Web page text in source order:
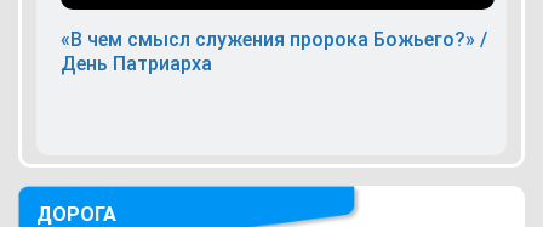
«В чем смысл служения пророка Божьего?» /
День Патриарха
ДОРОГА